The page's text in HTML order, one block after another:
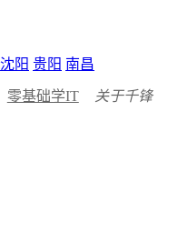
沈阳 贵阳 南昌
零基础学IT 关于千锋